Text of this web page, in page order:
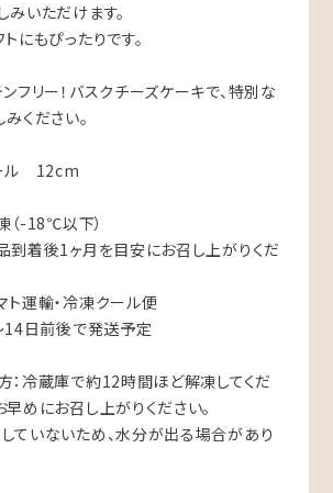
みいただけます。
にもぴったりです。
フリー！バスクチーズケーキで、特別な
ください。
ル 12cm
（-18℃以下）
到着後1ヶ月を目安にお召し上がりくだ
運輸・冷凍クール便
日前後で発送予定
：冷蔵庫で約12時間ほど解凍してくだ
早めにお召し上がりください。
ていないため、水分が出る場合があり